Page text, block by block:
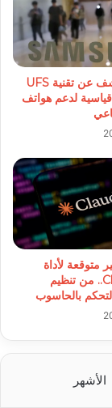
سامسونغ تكشف عن تقنية UFS
قياسية لدعم هواتف
متوقعة لأداة
Claude Code.. من تنظيم
بالحاسوب
الأشهر